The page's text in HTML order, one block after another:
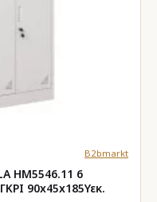
B2bmarkt
HM5546.11 6
90x45x185Υεκ.